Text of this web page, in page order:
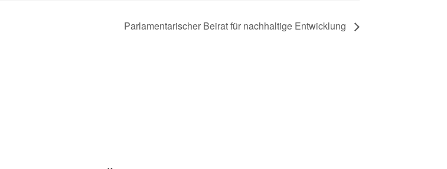
Parlamentarischer Beirat für nachhaltige Entwicklung